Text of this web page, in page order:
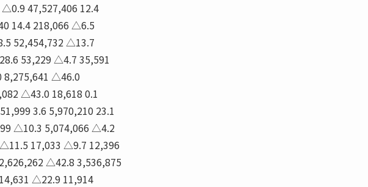
47,527,406 12.4
14.4 218,066 △6.5
52,454,732 △13.7
53,229 △4.7 35,591
△46.0
△43.0 18,618 0.1
3.6 5,970,210 23.1
△10.3 5,074,066 △4.2
17,033 △9.7 12,396
△42.8 3,536,875
△22.9 11,914